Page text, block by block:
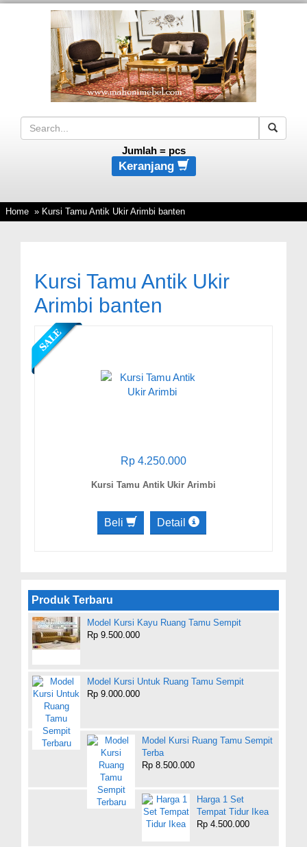
Jumlah = pcs
Keranjang
Home » Kursi Tamu Antik Ukir Arimbi banten
Kursi Tamu Antik Ukir
Arimbi banten
Rp 4.250.000
Kursi Tamu Antik Ukir Arimbi
Beli Detail
Produk Terbaru
Model Kursi Kayu Ruang Tamu Sempit
Rp 9.500.000
Model Kursi Untuk Ruang Tamu Sempit
Rp 9.000.000
Model Kursi Ruang Tamu Sempit
Terba
Rp 8.500.000
Harga 1 Set
Tempat Tidur Ikea
Rp 4.500.000